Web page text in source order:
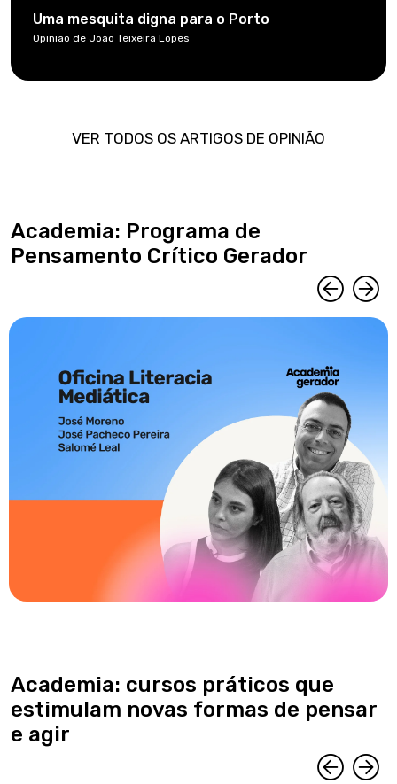
Uma mesquita digna para o Porto
Opinião de João Teixeira Lopes
VER TODOS OS ARTIGOS DE OPINIÃO
Academia: Programa de
Pensamento Crítico Gerador
Academia: cursos práticos que
estimulam novas formas de pensar
e agir